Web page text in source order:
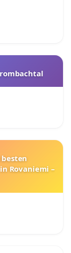
Rovaniemi –